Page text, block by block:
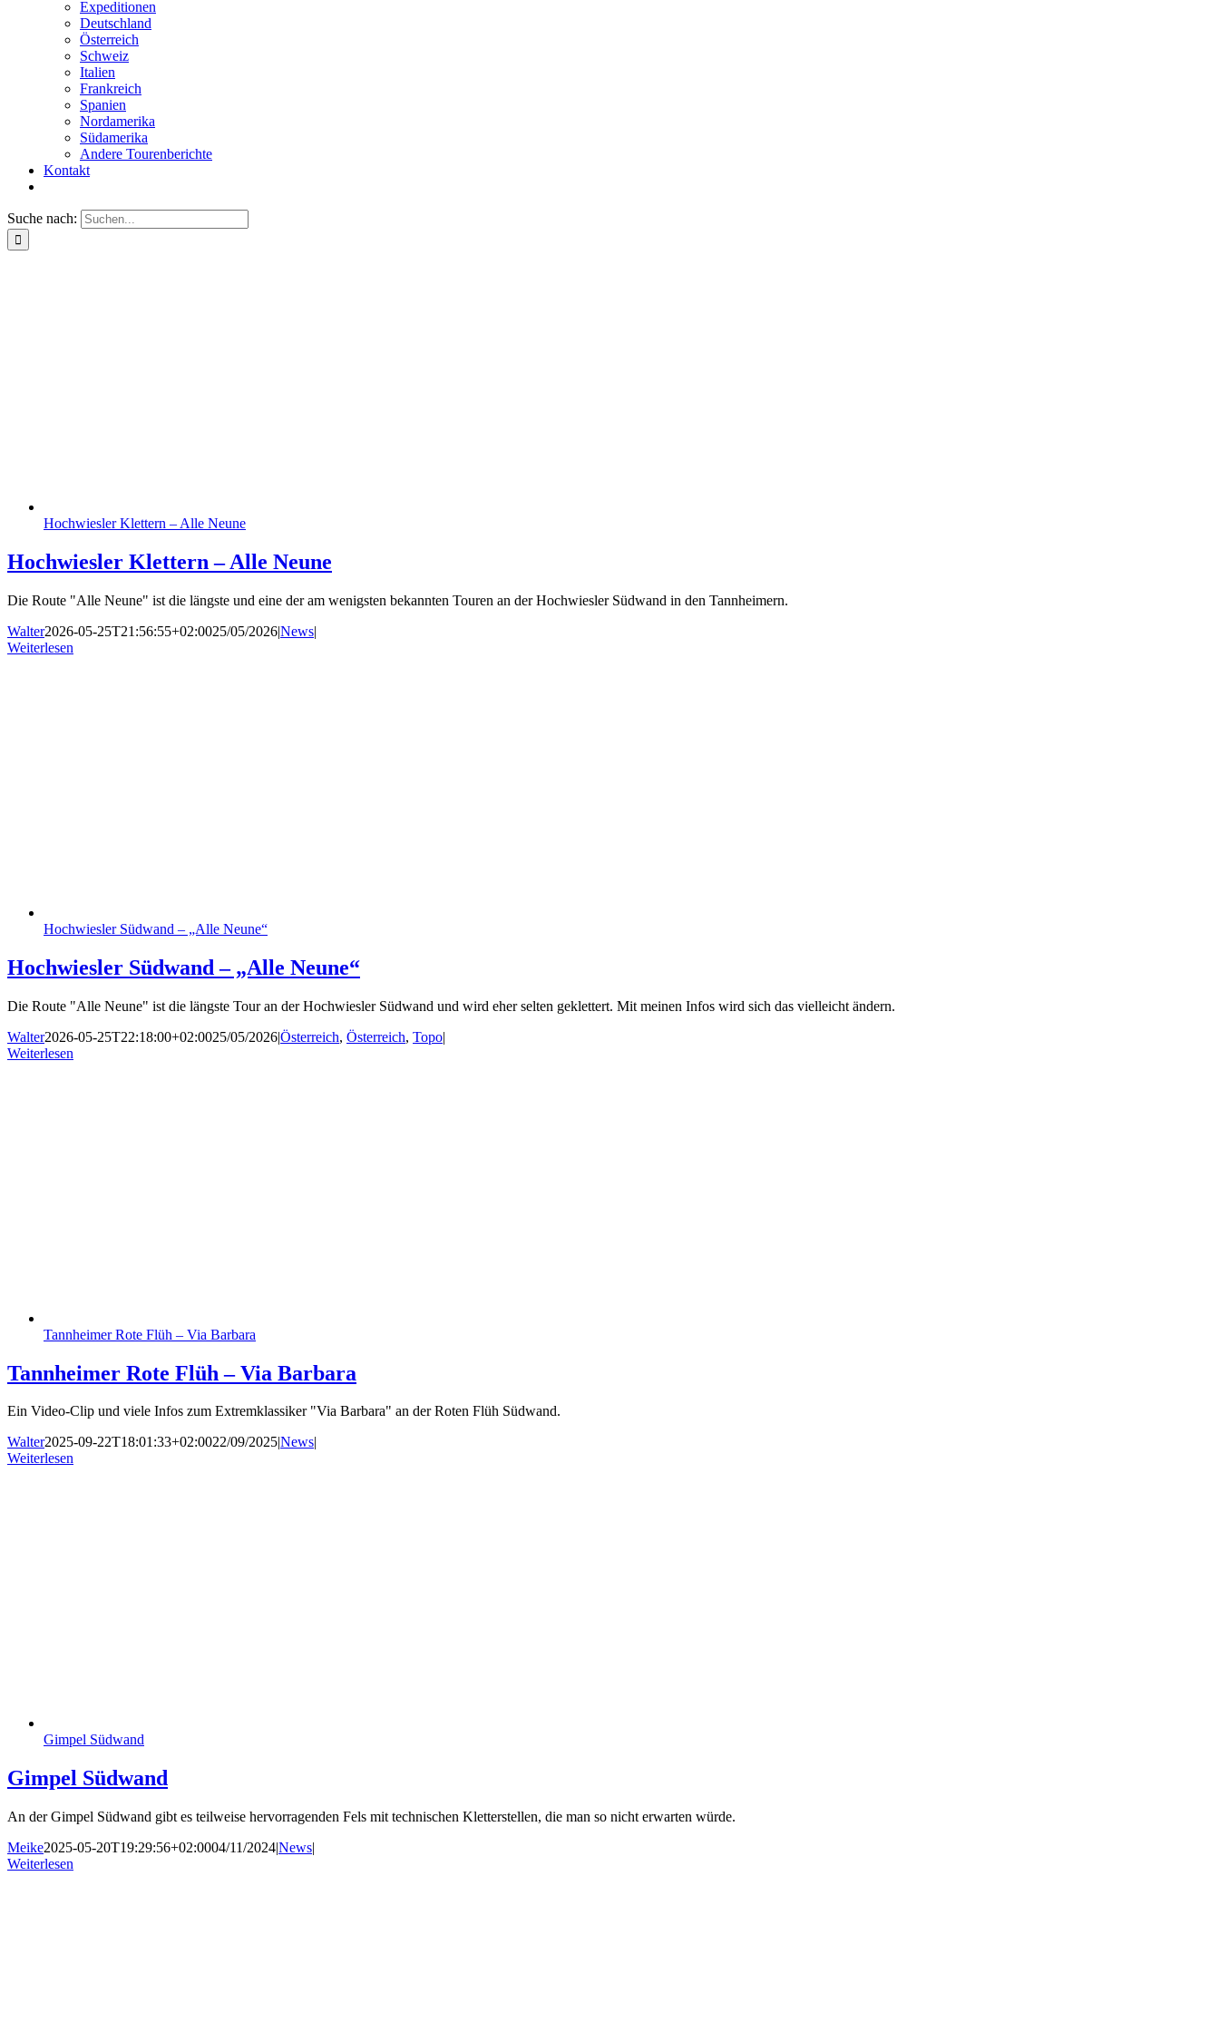
Expeditionen
Deutschland
Österreich
Schweiz
Italien
Frankreich
Spanien
Nordamerika
Südamerika
Andere Tourenberichte
Kontakt
Suche nach:
Hochwiesler Klettern – Alle Neune
Hochwiesler Klettern – Alle Neune
Die Route "Alle Neune" ist die längste und eine der am wenigsten bekannten Touren an der Hochwiesler Südwand in den Tannheimern.
Walter2026-05-25T21:56:55+02:0025/05/2026|News|
Weiterlesen
Hochwiesler Südwand – „Alle Neune“
Hochwiesler Südwand – „Alle Neune“
Die Route "Alle Neune" ist die längste Tour an der Hochwiesler Südwand und wird eher selten geklettert. Mit meinen Infos wird sich das vielleicht ändern.
Walter2026-05-25T22:18:00+02:0025/05/2026|Österreich, Österreich, Topo|
Weiterlesen
Tannheimer Rote Flüh – Via Barbara
Tannheimer Rote Flüh – Via Barbara
Ein Video-Clip und viele Infos zum Extremklassiker "Via Barbara" an der Roten Flüh Südwand.
Walter2025-09-22T18:01:33+02:0022/09/2025|News|
Weiterlesen
Gimpel Südwand
Gimpel Südwand
An der Gimpel Südwand gibt es teilweise hervorragenden Fels mit technischen Kletterstellen, die man so nicht erwarten würde.
Meike2025-05-20T19:29:56+02:0004/11/2024|News|
Weiterlesen